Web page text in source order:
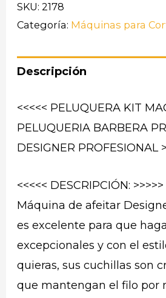
SKU: 2178
Categoría: Máquinas para
Descripción
<<<<< PELUQUERA KIT
PELUQUERIA BARBERA
DESIGNER PROFESIONAL
<<<<< DESCRIPCIÓN: >>>>>
Máquina de afeitar
es excelente para que
excepcionales y con el
quieras, sus cuchillas son
que mantengan el filo por